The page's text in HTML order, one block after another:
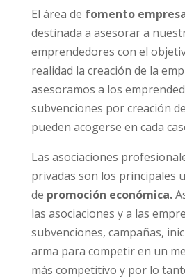
El área de fomento
destinada a asesorar a
emprendedores con el
realidad la creación de la
asesoramos a los
subvenciones por creación
pueden acogerse en cada
Las asociaciones
privadas son los principales
de promoción económica.
las asociaciones y a las
subvenciones, campañas,
arma para competir en un
más competitivo y por lo